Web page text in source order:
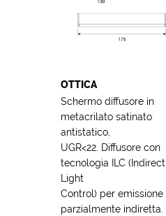
OTTICA
Schermo diffusore in
metacrilato satinato
antistatico,
UGR<22. Diffusore con
tecnologia ILC (Indirect
Light
Control) per emissione
parzialmente indiretta.